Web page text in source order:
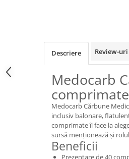
Descriere Review-uri
Medocarb
Medocarb Cărbune
inclusiv balonare,
comprimate îl face la
sursă menționează și
Beneficii
Prezentare de 40